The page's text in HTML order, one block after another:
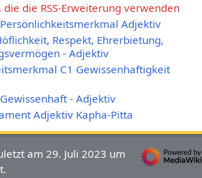
die die RSS-Erweiterung verwenden
Persönlichkeitsmerkmal Adjektiv
Respekt, Ehrerbietung,
- Adjektiv
C1 Gewissenhaftigkeit
- Adjektiv
Adjektiv Kapha-Pitta
am 29. Juli 2023 um